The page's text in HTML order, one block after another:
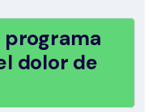
programa
dolor de